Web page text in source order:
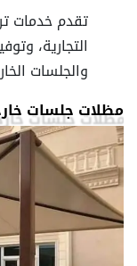
تقدم خدمات
التجارية،
والجلسات
مظلات جلسات